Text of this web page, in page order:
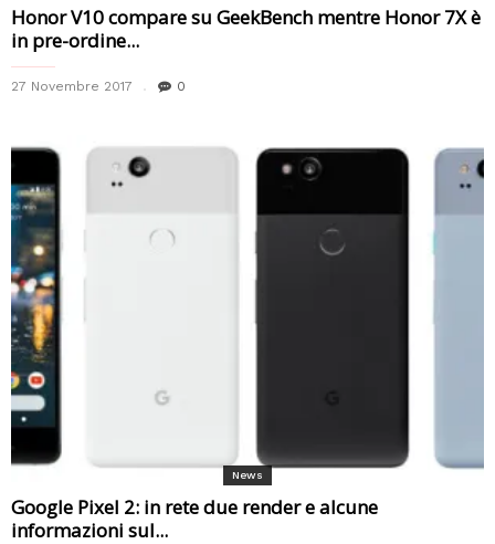
Honor V10 compare su GeekBench mentre Honor 7X è
in pre-ordine...
27 Novembre 2017 0
News
Google Pixel 2: in rete due render e alcune
informazioni sul...